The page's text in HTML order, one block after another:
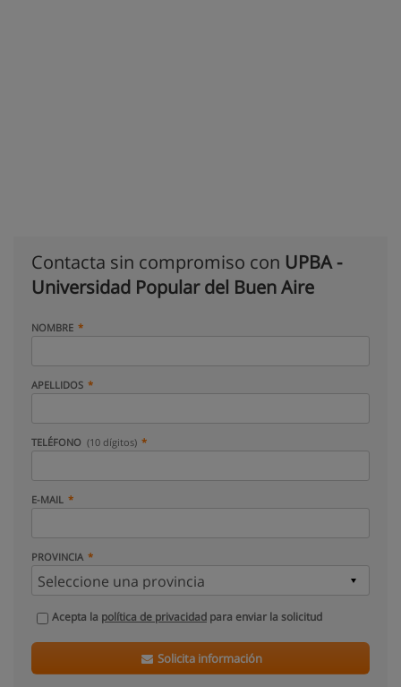
Contacta sin compromiso con UPBA -
Universidad Popular del Buen Aire
NOMBRE
APELLIDOS
TELÉFONO (10 dígitos)
E-MAIL
PROVINCIA
Acepta la política de privacidad para enviar la solicitud
Solicita información